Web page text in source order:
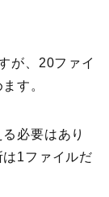
が、20ファイ
す。
必要はあり
1ファイルだ